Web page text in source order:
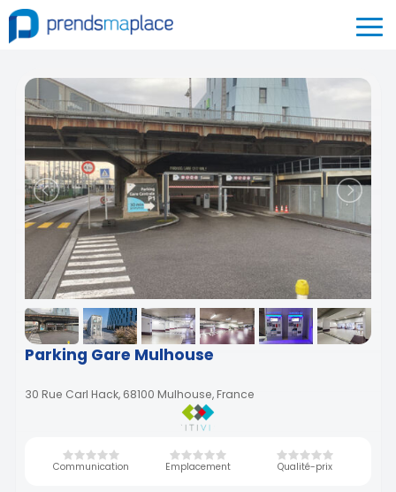
Parking Gare Mulhouse
30 Rue Carl Hack, 68100 Mulhouse, France
Communication Emplacement Qualité-prix